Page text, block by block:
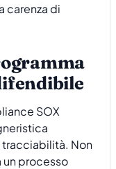
carenza di
SOX
tracciabilità. Non
processo